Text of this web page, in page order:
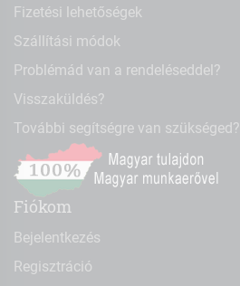
Fizetési lehetőségek
Szállítási módok
Problémád van a rendeléseddel?
Visszaküldés?
További segítségre van szükséged?
Fiókom
Bejelentkezés
Regisztráció